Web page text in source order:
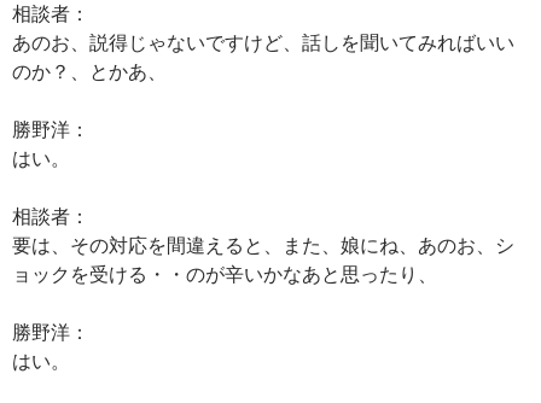
相談者：
あのお、説得じゃないですけど、話しを聞いてみればいい
のか？、とかあ、
勝野洋：
はい。
相談者：
要は、その対応を間違えると、また、娘にね、あのお、シ
ョックを受ける・・のが辛いかなあと思ったり、
勝野洋：
はい。